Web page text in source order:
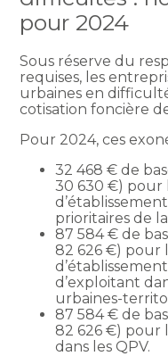
pour 2024
Sous réserve du
requises, les
urbaines en
cotisation foncière
Pour 2024, ces
32 468 € de
30 630 €) pour
prioritaires de
87 584 € de
82 626 €) pour
d’exploitant
urbaines-
87 584 € de
82 626 €) pour
dans les QPV.